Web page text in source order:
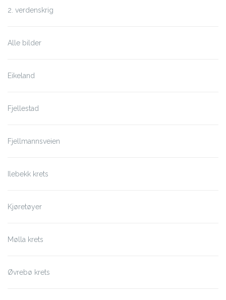
2. verdenskrig
Alle bilder
Eikeland
Fjellestad
Fjellmannsveien
Ilebekk krets
Kjøretøyer
Mølla krets
Øvrebø krets